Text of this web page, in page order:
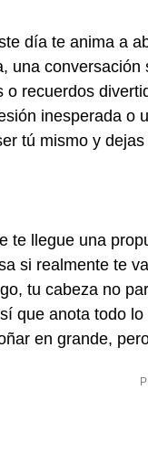
día te anima a
una
o recuerdos
inesperada o
tú mismo y
te llegue una
si realmente te
tu cabeza no
que anota todo
en grande,